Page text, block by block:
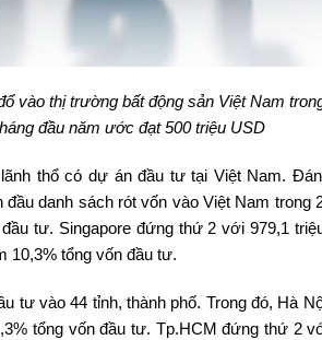
vào thị trường bất động sản Việt Nam
đầu năm ước đạt 500 triệu USD
thổ có dự án đầu tư tại Việt Nam.
danh sách rót vốn vào Việt Nam trong
tư. Singapore đứng thứ 2 với 979,1
10,3% tổng vốn đầu tư.
tư vào 44 tỉnh, thành phố. Trong đó, Hà
tổng vốn đầu tư. Tp.HCM đứng thứ 2